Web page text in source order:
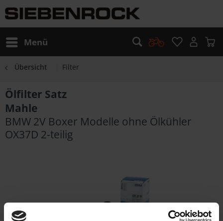
Menü
Übersicht Filter
Ölfilter Satz
Mahle
BMW 2V Boxer Modelle ohne Ölkühler
OX37D 2-teilig